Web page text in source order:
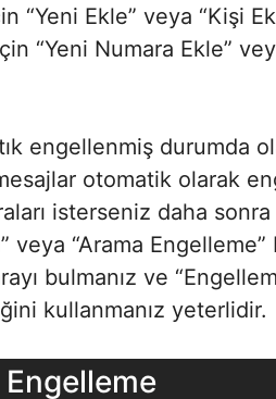
“Yeni Ekle” veya “Kişi
“Yeni Numara Ekle”
engellenmiş durumda
otomatik olarak
isterseniz daha sonra
veya “Arama
bulmanız ve
kullanmanız yeterlidir.
Engelleme